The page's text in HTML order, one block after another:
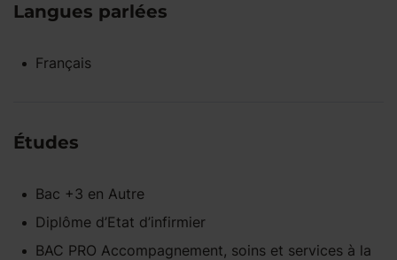
Langues parlées
Français
Études
Bac +3 en Autre
Diplôme d’Etat d’infirmier
BAC PRO Accompagnement, soins et services à la